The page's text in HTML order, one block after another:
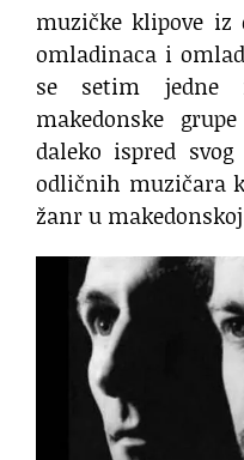
muzičke klipove iz
omladinaca i
se setim jedne
makedonske
daleko ispred
odličnih muzičara
žanr u